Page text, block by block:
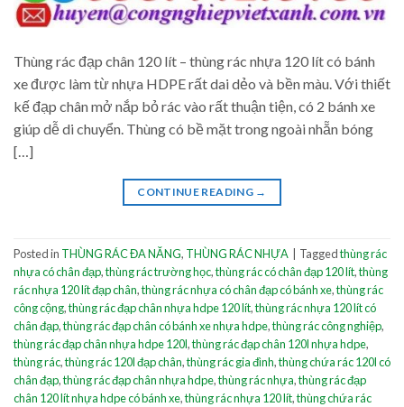
Thùng rác đạp chân 120 lít – thùng rác nhựa 120 lít có bánh
xe được làm từ nhựa HDPE rất dai dẻo và bền màu. Với thiết
kế đạp chân mở nắp bỏ rác vào rất thuận tiện, có 2 bánh xe
giúp dễ di chuyển. Thùng có bề mặt trong ngoài nhẵn bóng
[…]
CONTINUE READING →
Posted in THÙNG RÁC ĐA NĂNG, THÙNG RÁC NHỰA Taggedthùng rác
nhựa có chân đạp,thùng rác trường học,thùng rác có chân đạp 120 lít,thùng
rác nhựa 120 lít đạp chân,thùng rác nhựa có chân đạp có bánh xe,thùng rác
công cộng,thùng rác đạp chân nhựa hdpe 120 lít,thùng rác nhựa 120 lít có
chân đạp,thùng rác đạp chân có bánh xe nhựa hdpe,thùng rác công nghiệp,
thùng rác đạp chân nhựa hdpe 120l,thùng rác đạp chân 120l nhựa hdpe,
thùng rác,thùng rác 120l đạp chân,thùng rác gia đình,thùng chứa rác 120l có
chân đạp,thùng rác đạp chân nhựa hdpe,thùng rác nhựa,thùng rác đạp
chân 120 lít nhựa hdpe có bánh xe,thùng rác nhựa 120 lít,thùng chứa rác